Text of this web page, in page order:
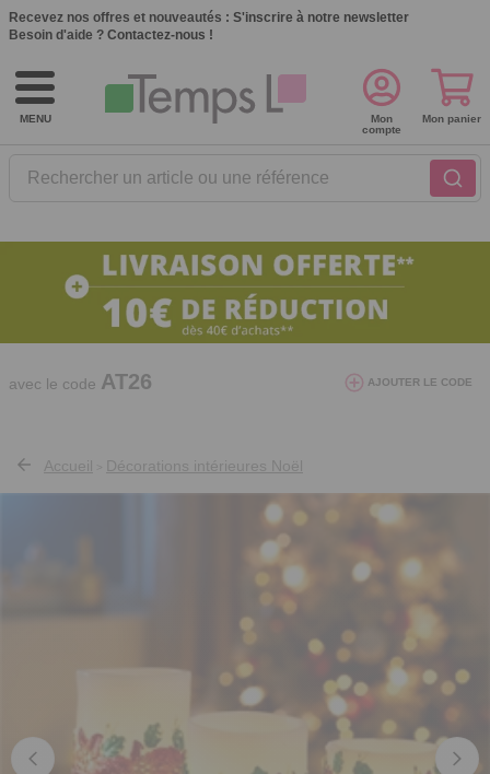
Recevez nos offres et nouveautés : S'inscrire à notre newsletter
Besoin d'aide ? Contactez-nous !
MENU
Rechercher un article ou une référence
Mon
compte
Mon panier
10€ de réduction dès 40€ d'achat. Offre
valable du 03/08/2026 au 12/08/2026.
avec le code AT26 AJOUTER LE CODE
Accueil Décorations intérieures Noël